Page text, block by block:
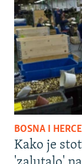
BOSNA I
Kako je